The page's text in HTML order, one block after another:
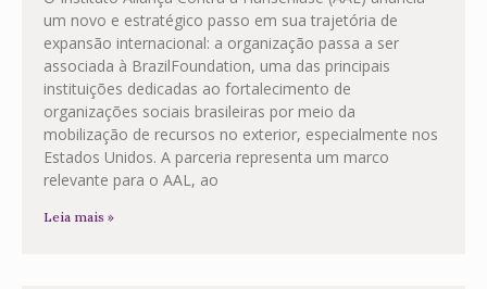
um novo e estratégico passo em sua trajetória de
expansão internacional: a organização passa a ser
associada à BrazilFoundation, uma das principais
instituições dedicadas ao fortalecimento de
organizações sociais brasileiras por meio da
mobilização de recursos no exterior, especialmente nos
Estados Unidos. A parceria representa um marco
relevante para o AAL, ao
Leia mais »